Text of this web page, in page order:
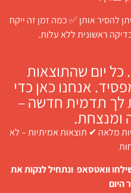
להסיר אותן ✅ כמה זמן זה ייקח
ראשונית ללא עלות.
יום שהתוצאות
אנחנו כאן כדי
לך תדמית חדשה –
ומנצחת.
מלאה ✔ תוצאות אמיתיות – לא
וואטסאפ ונתחיל לנקות את
היום